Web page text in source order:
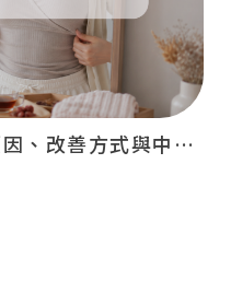
產後胸部下垂怎麼辦？原因、改善方式與中醫調理重點